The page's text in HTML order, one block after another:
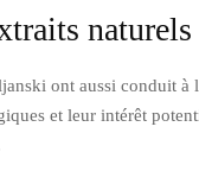
ont aussi conduit à
et leur intérêt